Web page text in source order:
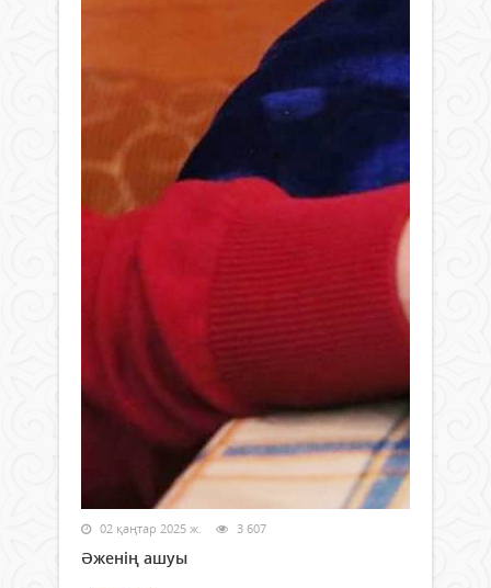
02 қаңтар 2025 ж. 3 607
Әженің ашуы